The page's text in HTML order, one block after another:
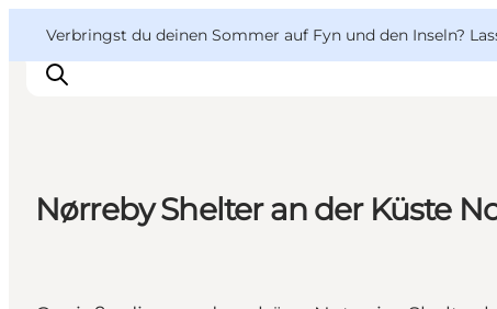
Verbringst du deinen Sommer auf Fyn und den Inseln?
Essen & trinken
VisitFyn
Deutsch
Nørreby Shelter an der Küste